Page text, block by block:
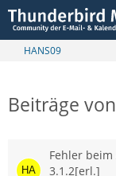
HANS09
Beiträge
Fehler
3.1.2[erl.]